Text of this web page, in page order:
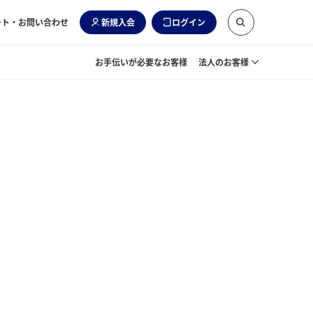
・お問い合わせ 新規入会 ログイン
お手伝いが必要なお客様 法人のお客様